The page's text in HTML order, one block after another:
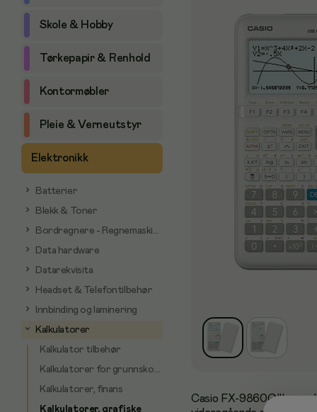
Skole & Hobby
Tørkepapir & Renhold
Kontormøbler
Pleie & Verneutstyr
Elektronikk
Batterier
Blekk & Toner
Bordregnere - Regnemaskiner
Data hardware
Datarekvisita
Headset & Telefontilbehør
Innbinding og laminering
Kalkulatorer
Kalkulator tilbehør
Kalkulatorer for grunnskolen
Kalkulatorer, finans
Kalkulatorer, grafiske
Casio FX-9860GIII er en